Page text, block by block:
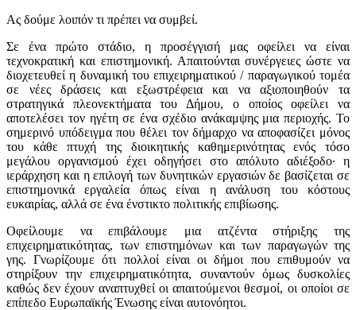
Ας δούμε λοιπόν τι πρέπει να συμβεί.
Σε ένα πρώτο στάδιο, η προσέγγισή μας οφείλει να είναι
τεχνοκρατική και επιστημονική. Απαιτούνται συνέργειες ώστε να
διοχετευθεί η δυναμική του επιχειρηματικού / παραγωγικού τομέα
σε νέες δράσεις και εξωστρέφεια και να αξιοποιηθούν τα
στρατηγικά πλεονεκτήματα του Δήμου, ο οποίος οφείλει να
αποτελέσει τον ηγέτη σε ένα σχέδιο ανάκαμψης μια περιοχής. Το
σημερινό υπόδειγμα που θέλει τον δήμαρχο να αποφασίζει μόνος
του κάθε πτυχή της διοικητικής καθημερινότητας ενός τόσο
μεγάλου οργανισμού έχει οδηγήσει στο απόλυτο αδιέξοδο· η
ιεράρχηση και η επιλογή των δυνητικών εργασιών δε βασίζεται σε
επιστημονικά εργαλεία όπως είναι η ανάλυση του κόστους
ευκαιρίας, αλλά σε ένα ένστικτο πολιτικής επιβίωσης.
Οφείλουμε να επιβάλουμε μια ατζέντα στήριξης της
επιχειρηματικότητας, των επιστημόνων και των παραγωγών της
γης. Γνωρίζουμε ότι πολλοί είναι οι δήμοι που επιθυμούν να
στηρίξουν την επιχειρηματικότητα, συναντούν όμως δυσκολίες
καθώς δεν έχουν αναπτυχθεί οι απαιτούμενοι θεσμοί, οι οποίοι σε
επίπεδο Ευρωπαϊκής Ένωσης είναι αυτονόητοι.